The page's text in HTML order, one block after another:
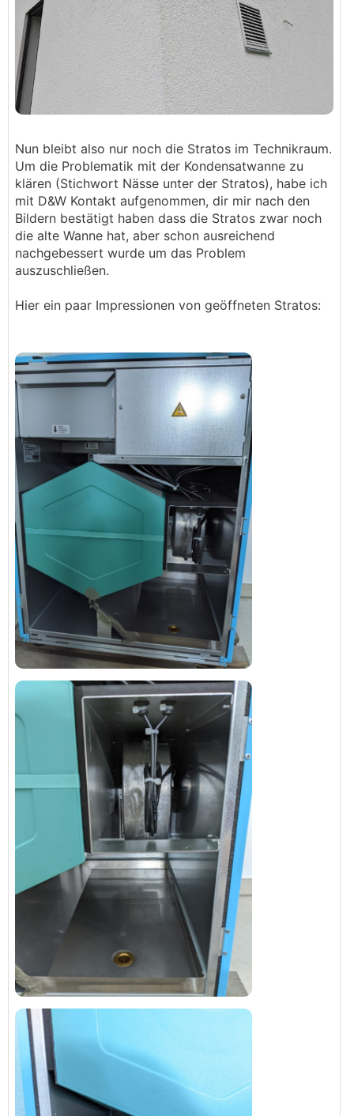
Nun bleibt also nur noch die Stratos im Technikraum.
Um die Problematik mit der Kondensatwanne zu
klären (Stichwort Nässe unter der Stratos), habe ich
mit D&W Kontakt aufgenommen, dir mir nach den
Bildern bestätigt haben dass die Stratos zwar noch
die alte Wanne hat, aber schon ausreichend
nachgebessert wurde um das Problem
auszuschließen.
Hier ein paar Impressionen von geöffneten Stratos: